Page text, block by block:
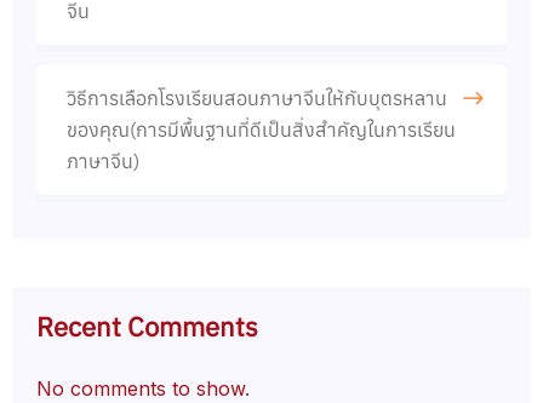
จีน​
วิธีการเลือกโรงเรียนสอนภาษาจีนให้กับบุตรหลาน
ของคุณ(การมีพื้นฐานที่ดีเป็นสิ่งสำคัญในการเรียน
ภาษาจีน)
Recent Comments
No comments to show.